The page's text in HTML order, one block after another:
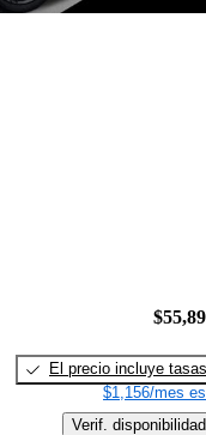
El precio incluye tasas
$1,156/mes
Verif. disponibilidad